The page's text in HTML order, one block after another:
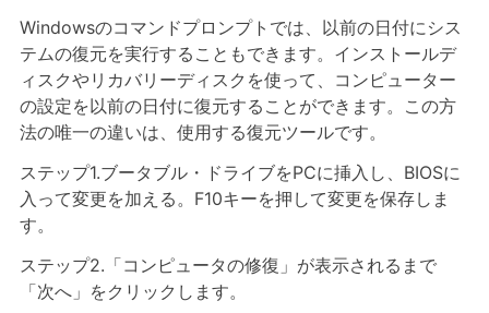
Windowsのコマンドプロンプトでは、以前の日付にシス
テムの復元を実行することもできます。インストールデ
ィスクやリカバリーディスクを使って、コンピューター
の設定を以前の日付に復元することができます。この方
法の唯一の違いは、使用する復元ツールです。
ステップ1.ブータブル・ドライブをPCに挿入し、BIOSに
入って変更を加える。F10キーを押して変更を保存しま
す。
ステップ2.「コンピュータの修復」が表示されるまで
「次へ」をクリックします。